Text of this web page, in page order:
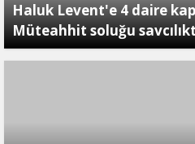
Haluk Levent'e 4 daire
Müteahhit soluğu